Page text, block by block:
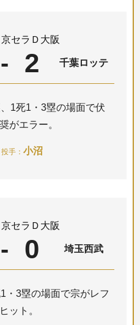
セラＤ大阪
- 2 千葉ロッテ
1死1・3塁の場面で伏
がエラー。
投手： 小沼
セラＤ大阪
- 0 埼玉西武
・3塁の場面で宗がレフ
ット。